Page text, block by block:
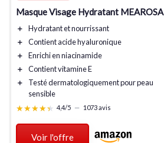
Masque Visage Hydratant MEAROSA
＋ Hydratantetnourrissant
＋
Contientacide hyaluronique
＋
Enrichi enniacinamide
＋
Contientvitamine E
＋
Testé dermatologiquement pour peau
sensible
★★★★★
★★★★★ 4,4/5 — 1073 avis
Voir l'offre